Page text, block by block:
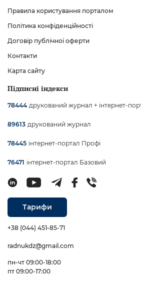
Правила користування порталом
Політика конфіденційності
Договір публічної оферти
Контакти
Карта сайту
Підписні індекси
78444 друкований журнал + інтернет-
89613 друкований журнал
78445 інтернет-портал Профі
76471 інтернет-портал Базовий
Тарифи
+38 (044) 451-85-71
radnukdz@gmail.com
пн-чт 09:00-18:00
пт 09:00-17:00